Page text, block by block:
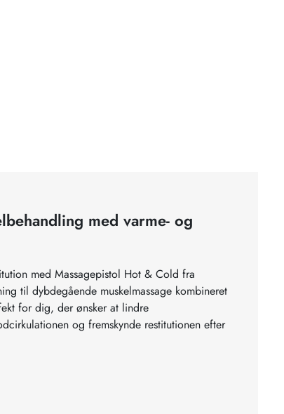
med varme- og
med Massagepistol Hot & Cold fra
til dybdegående muskelmassage kombineret
for dig, der ønsker at lindre
og fremskynde restitutionen efter